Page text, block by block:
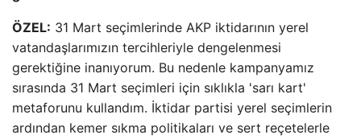
ÖZEL: 31 Mart seçimlerinde AKP iktidarının yerel
vatandaşlarımızın tercihleriyle dengelenmesi
gerektiğine inanıyorum. Bu nedenle kampanyamız
sırasında 31 Mart seçimleri için sıklıkla 'sarı kart'
metaforunu kullandım. İktidar partisi yerel seçimlerin
ardından kemer sıkma politikaları ve sert reçetelerle